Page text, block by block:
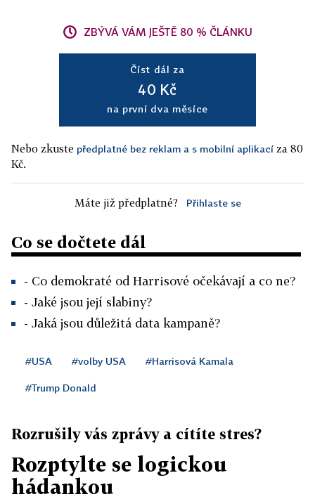
ZBÝVÁ VÁM JEŠTĚ 80 % ČLÁNKU
Číst dál za
40 Kč
na první dva měsíce
Nebo zkuste předplatné bez reklam a s mobilní aplikací za 80
Kč.
Máte již předplatné? Přihlaste se
Co se dočtete dál
- Co demokraté od Harrisové očekávají a co ne?
- Jaké jsou její slabiny?
- Jaká jsou důležitá data kampaně?
#USA #volby USA #Harrisová Kamala
#Trump Donald
Rozrušily vás zprávy a cítíte stres?
Rozptylte se logickou
hádankou